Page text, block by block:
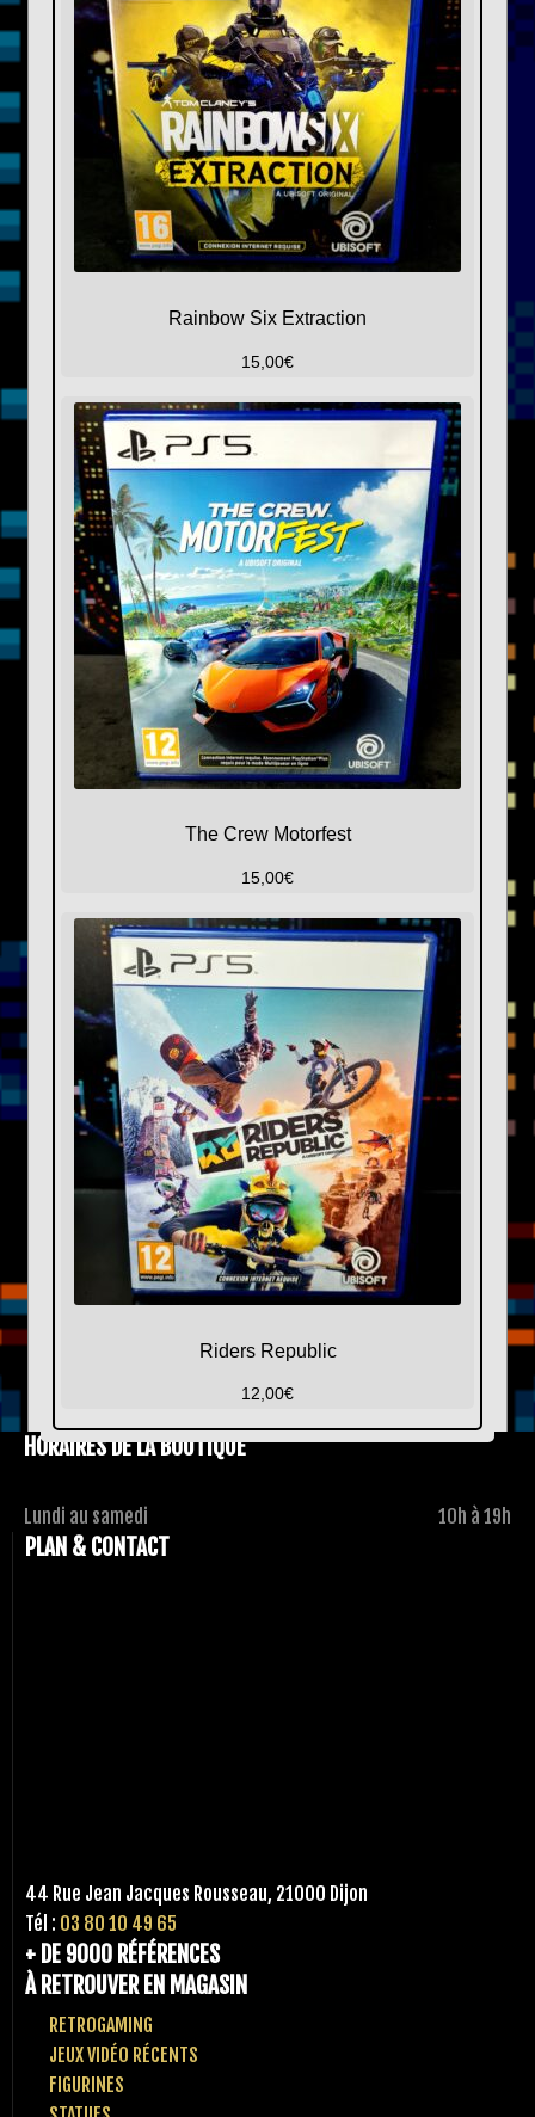
Rainbow Six Extraction
15,00€
The Crew Motorfest
15,00€
Riders Republic
12,00€
HORAIRES DE LA BOUTIQUE
Lundi au samedi 10h à 19h
PLAN & CONTACT
44 Rue Jean Jacques Rousseau, 21000 Dijon
Tél : 03 80 10 49 65
+ DE 9000 RÉFÉRENCES
À RETROUVER EN MAGASIN
RETROGAMING
JEUX VIDÉO RÉCENTS
FIGURINES